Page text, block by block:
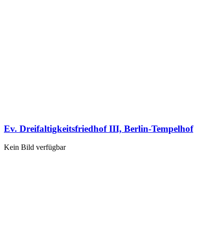
Ev. Dreifaltigkeitsfriedhof III, Berlin-Tempelhof
Kein Bild verfügbar